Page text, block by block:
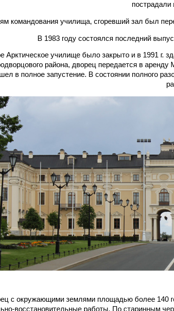
пострадали
командования училища, сгоревший зал был
В 1983 году состоялся последний
Арктическое училище было закрыто и в 1991 г.
района, дворец передается в
в полное запустение. В состоянии полного
с окружающими землями площадью более 140
восстановительные работы. По старинным